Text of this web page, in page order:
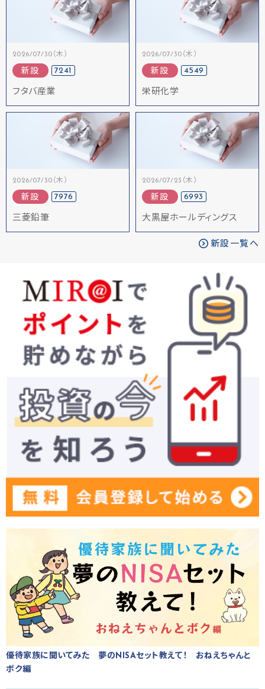
2026/07/30（木）
新設 7241
フタバ産業
2026/07/30（木）
新設 4549
栄研化学
2026/07/30（木）
新設 7976
三菱鉛筆
2026/07/23（木）
新設 6993
大黒屋ホールディングス
新設一覧へ
優待家族に聞いてみた 夢のNISAセット教えて！ おねえちゃんと
ボク編